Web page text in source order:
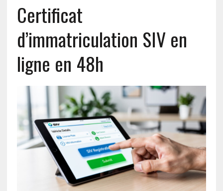
Certificat
d’immatriculation SIV en
ligne en 48h